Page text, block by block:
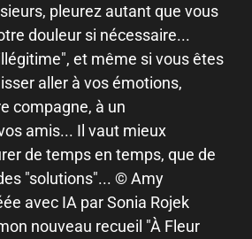
pleurez autant que vous
douleur si nécessaire...
et même si vous êtes
aller à vos émotions,
compagne, à un
amis... Il vaut mieux
de temps en temps, que de
"solutions"... © Amy
avec IA par Sonia Rojek
nouveau recueil "À Fleur